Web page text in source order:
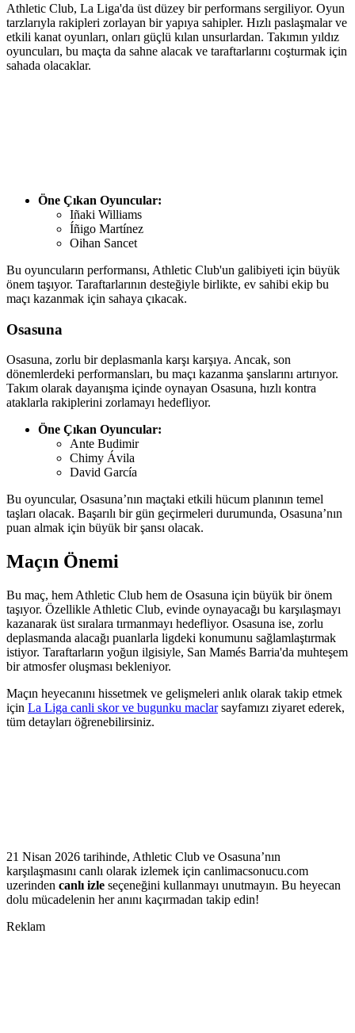
Athletic Club, La Liga'da üst düzey bir performans sergiliyor. Oyun
tarzlarıyla rakipleri zorlayan bir yapıya sahipler. Hızlı paslaşmalar ve
etkili kanat oyunları, onları güçlü kılan unsurlardan. Takımın yıldız
oyuncuları, bu maçta da sahne alacak ve taraftarlarını coşturmak için
sahada olacaklar.
Öne Çıkan Oyuncular:
Iñaki Williams
Íñigo Martínez
Oihan Sancet
Bu oyuncuların performansı, Athletic Club'un galibiyeti için büyük
önem taşıyor. Taraftarlarının desteğiyle birlikte, ev sahibi ekip bu
maçı kazanmak için sahaya çıkacak.
Osasuna
Osasuna, zorlu bir deplasmanla karşı karşıya. Ancak, son
dönemlerdeki performansları, bu maçı kazanma şanslarını artırıyor.
Takım olarak dayanışma içinde oynayan Osasuna, hızlı kontra
ataklarla rakiplerini zorlamayı hedefliyor.
Öne Çıkan Oyuncular:
Ante Budimir
Chimy Ávila
David García
Bu oyuncular, Osasuna’nın maçtaki etkili hücum planının temel
taşları olacak. Başarılı bir gün geçirmeleri durumunda, Osasuna’nın
puan almak için büyük bir şansı olacak.
Maçın Önemi
Bu maç, hem Athletic Club hem de Osasuna için büyük bir önem
taşıyor. Özellikle Athletic Club, evinde oynayacağı bu karşılaşmayı
kazanarak üst sıralara tırmanmayı hedefliyor. Osasuna ise, zorlu
deplasmanda alacağı puanlarla ligdeki konumunu sağlamlaştırmak
istiyor. Taraftarların yoğun ilgisiyle, San Mamés Barria'da muhteşem
bir atmosfer oluşması bekleniyor.
Maçın heyecanını hissetmek ve gelişmeleri anlık olarak takip etmek
için La Liga canli skor ve bugunku maclarsayfamızı ziyaret ederek,
tüm detayları öğrenebilirsiniz.
21 Nisan 2026 tarihinde, Athletic Club ve Osasuna’nın
karşılaşmasını canlı olarak izlemek için canlimacsonucu.com
uzerinden canlı izle seçeneğini kullanmayı unutmayın. Bu heyecan
dolu mücadelenin her anını kaçırmadan takip edin!
Reklam